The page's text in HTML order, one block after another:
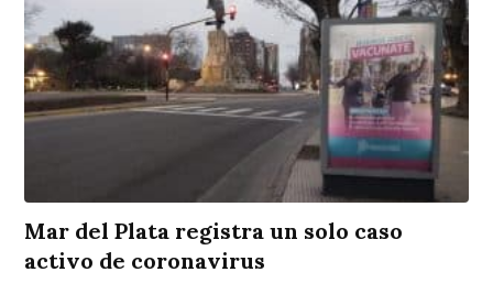
Mar del Plata registra un solo caso
activo de coronavirus